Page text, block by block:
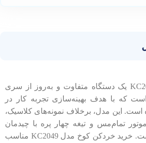
خردکن کوخ مدل KC2049 یک دستگاه متفاوت و به‌روز از سری
است که با هدف بهینه‌سازی تجربه کار در
این مدل، برخلاف نمونه‌های کلاسیک،
موتور تمام‌مس و تیغه چهار پره با چیدمان
مهندسی‌شده مجهز است. خرید خردکن کوخ مدل KC2049 مناسب